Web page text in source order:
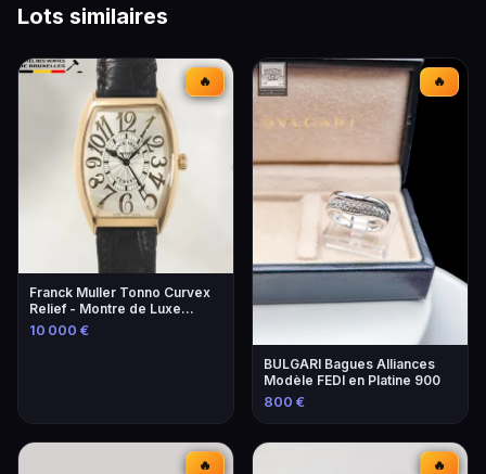
Lots similaires
🔥
Franck Muller Tonno Curvex
Relief - Montre de Luxe
Unique
10 000 €
🔥
BULGARI Bagues Alliances
Modèle FEDI en Platine 900
800 €
🔥 🔥